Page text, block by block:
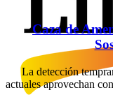
Caza de
La detección
actuales aprovechan